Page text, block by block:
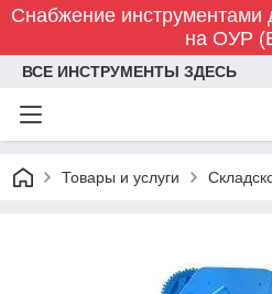
Снабжение инструментами
на ОУР
ВСЕ ИНСТРУМЕНТЫ ЗДЕСЬ
Товары и услуги